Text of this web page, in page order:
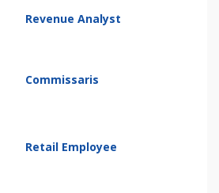
Revenue Analyst
Commissaris
Retail Employee